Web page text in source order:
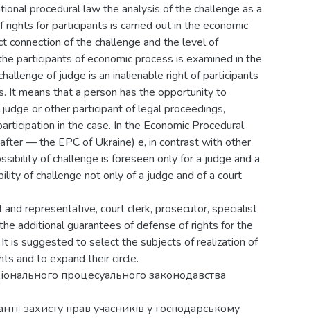
procedural law the analysis of the challenge as a
for participants is carried out in the economic
connection of the challenge and the level of
participants of economic process is examined in the
of judge is an inalienable right of participants
It means that a person has the opportunity to
or other participant of legal proceedings,
in the case. In the Economic Procedural
— the EPC of Ukraine) e, in contrast with other
of challenge is foreseen only for a judge and a
of challenge not only of a judge and of a court
representative, court clerk, prosecutor, specialist
additional guarantees of defense of rights for the
is suggested to select the subjects of realization of
and to expand their circle.
процесуального законодавства
захисту прав учасників у господарському